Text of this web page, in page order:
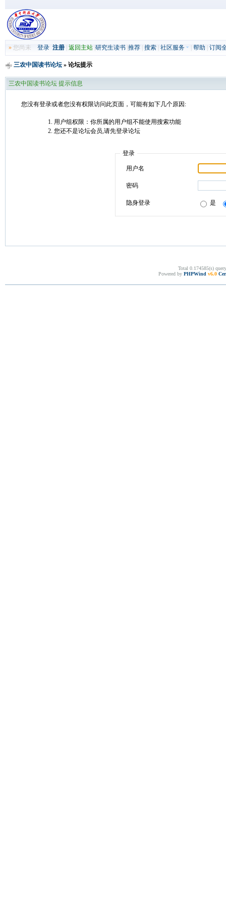
»您尚未 登录 注册| 返回主站| 研究生读书| 推荐| 搜索| 社区服务 帮助 订阅
三农中国读书论坛» 论坛提示
三农中国读书论坛 提示信息
您没有登录或者您没有权限访问此页面，可能有如下几个原因:
用户组权限：你所属的用户组不能使用搜索功能
您还不是论坛会员,请先登录论坛
登录
用户名
密码
隐身登录 是
Total 0.174585(s)
Powered by PHPWind v6.0